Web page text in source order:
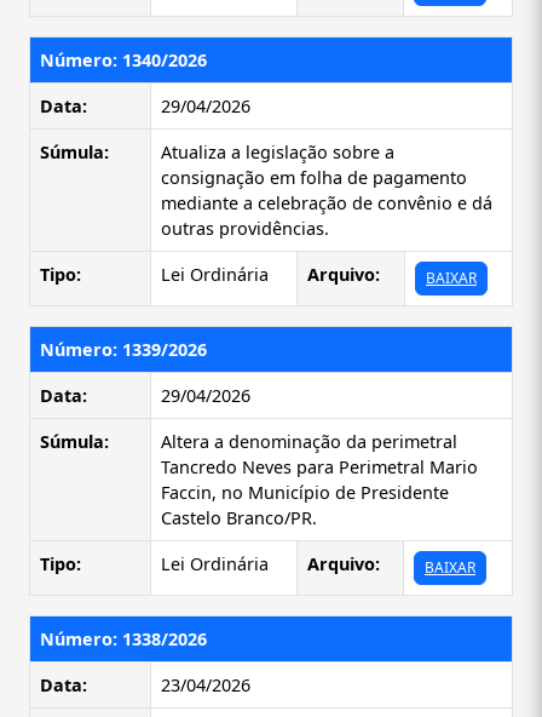
Número: 1340/2026
Data:
29/04/2026
Súmula:
Atualiza a legislação sobre a
consignação em folha de pagamento
mediante a celebração de convênio e dá
outras providências.
Tipo:
Lei Ordinária Arquivo: BAIXAR
Número: 1339/2026
Data:
29/04/2026
Súmula:
Altera a denominação da perimetral
Tancredo Neves para Perimetral Mario
Faccin, no Município de Presidente
Castelo Branco/PR.
Tipo:
Lei Ordinária Arquivo: BAIXAR
Número: 1338/2026
Data:
23/04/2026